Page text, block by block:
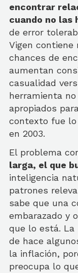
encontrar
cuando no las
de error
Vigen
chances de
aumentan
casualidad
herramienta
apropiados
contexto fue lo
en 2003.
El problema
larga, el que
inteligencia
patrones
sabe que una
embarazado y
que lo está.
de hace
la inflación,
preocupa lo